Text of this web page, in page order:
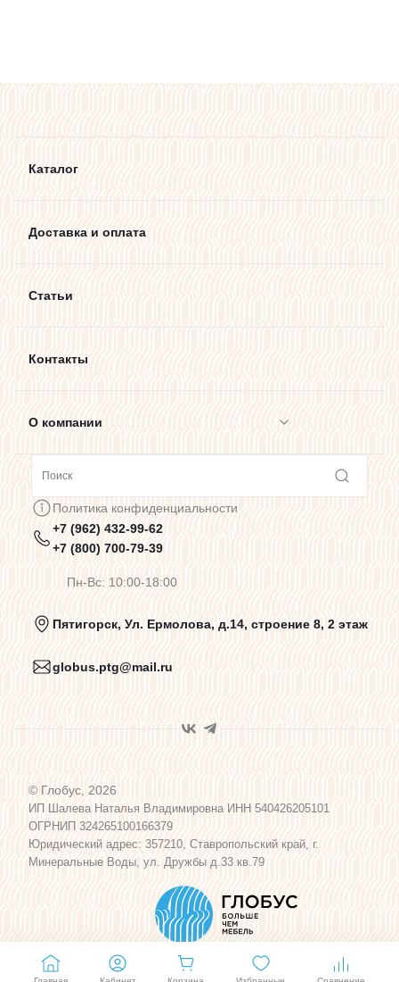
Каталог
Доставка и оплата
Статьи
Контакты
О компании
Предупреждения о цветопередаче
Политика конфиденциальности
Пользовательское соглашение
Программа лояльности
Карта сайта
Политика конфиденциальности
+7 (962) 432-99-62
+7 (800) 700-79-39
Пн-Вс: 10:00-18:00
Пятигорск, Ул. Ермолова, д.14, строение 8, 2 этаж
globus.ptg@mail.ru
© Глобус, 2026
ИП Шалева Наталья Владимировна ИНН 540426205101
ОГРНИП 324265100166379
Юридический адрес: 357210, Ставропольский край, г.
Минеральные Воды, ул. Дружбы д.33 кв.79